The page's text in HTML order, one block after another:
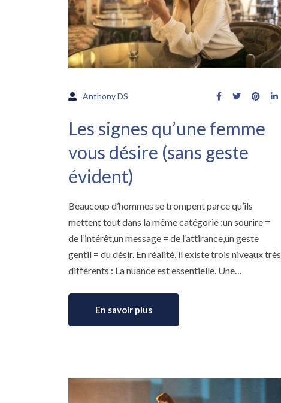
Anthony DS
Les signes qu’une femme
vous désire (sans geste
évident)
Beaucoup d’hommes se trompent parce qu’ils
mettent tout dans la même catégorie :un sourire =
de l’intérêt,un message = de l’attirance,un geste
gentil = du désir. En réalité, il existe trois niveaux très
différents : La nuance est essentielle. Une…
En savoir plus